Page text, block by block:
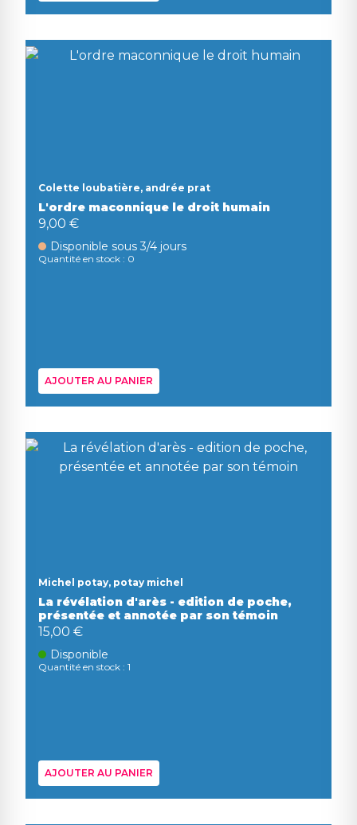
Colette loubatière, andrée prat
L'ordre maconnique le droit humain
9,00 €
Disponible sous 3/4 jours
Quantité en stock : 0
AJOUTER AU PANIER
Michel potay, potay michel
La révélation d'arès - edition de poche,
présentée et annotée par son témoin
15,00 €
Disponible
Quantité en stock : 1
AJOUTER AU PANIER